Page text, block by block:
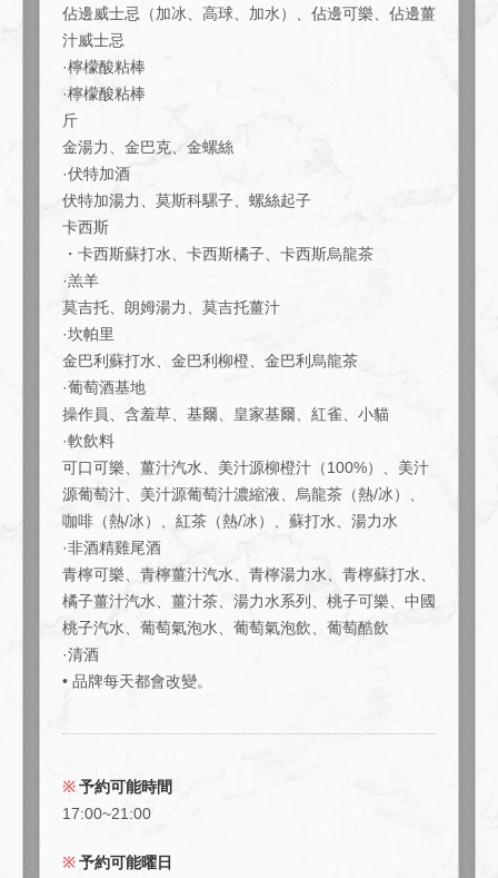
佔邊威士忌（加冰、高球、加水）、佔邊可樂、佔邊薑
汁威士忌
·檸檬酸粘棒
·檸檬酸粘棒
斤
金湯力、金巴克、金螺絲
·伏特加酒
伏特加湯力、莫斯科騾子、螺絲起子
卡西斯
・卡西斯蘇打水、卡西斯橘子、卡西斯烏龍茶
·羔羊
莫吉托、朗姆湯力、莫吉托薑汁
·坎帕里
金巴利蘇打水、金巴利柳橙、金巴利烏龍茶
·葡萄酒基地
操作員、含羞草、基爾、皇家基爾、紅雀、小貓
·軟飲料
可口可樂、薑汁汽水、美汁源柳橙汁（100%）、美汁
源葡萄汁、美汁源葡萄汁濃縮液、烏龍茶（熱/冰）、
咖啡（熱/冰）、紅茶（熱/冰）、蘇打水、湯力水
·非酒精雞尾酒
青檸可樂、青檸薑汁汽水、青檸湯力水、青檸蘇打水、
橘子薑汁汽水、薑汁茶、湯力水系列、桃子可樂、中國
桃子汽水、葡萄氣泡水、葡萄氣泡飲、葡萄酷飲
·清酒
• 品牌每天都會改變。
予約可能時間
17:00~21:00
予約可能曜日
https://209ichimura-toyosu.owst.jp/courses/219584336